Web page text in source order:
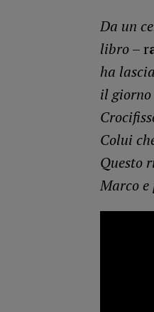
Da un
libro– r
ha
il giorno
Colui
Questo
Marco e